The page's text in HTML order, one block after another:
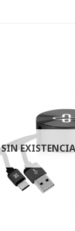
SIN